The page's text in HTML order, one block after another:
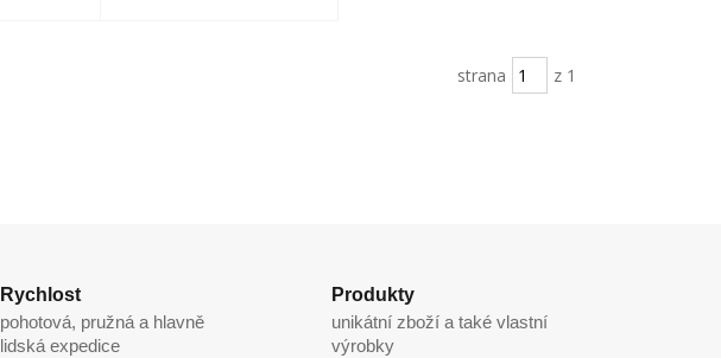
strana z 1
Rychlost
pohotová, pružná a hlavně
lidská expedice
Produkty
unikátní zboží a také vlastní
výrobky